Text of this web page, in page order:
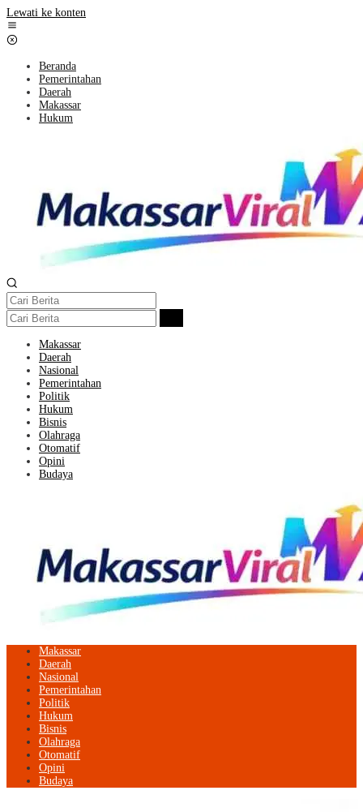
Lewati ke konten
Beranda
Pemerintahan
Daerah
Makassar
Hukum
Makassar
Daerah
Nasional
Pemerintahan
Politik
Hukum
Bisnis
Olahraga
Otomatif
Opini
Budaya
Makassar
Daerah
Nasional
Pemerintahan
Politik
Hukum
Bisnis
Olahraga
Otomatif
Opini
Budaya